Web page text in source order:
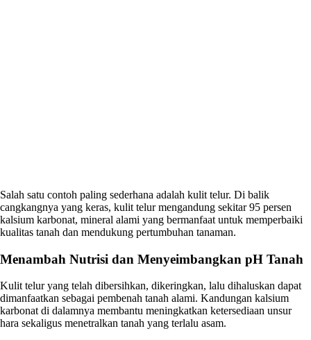
Salah satu contoh paling sederhana adalah kulit telur. Di balik
cangkangnya yang keras, kulit telur mengandung sekitar 95 persen
kalsium karbonat, mineral alami yang bermanfaat untuk memperbaiki
kualitas tanah dan mendukung pertumbuhan tanaman.
Menambah Nutrisi dan Menyeimbangkan pH Tanah
Kulit telur yang telah dibersihkan, dikeringkan, lalu dihaluskan dapat
dimanfaatkan sebagai pembenah tanah alami. Kandungan kalsium
karbonat di dalamnya membantu meningkatkan ketersediaan unsur
hara sekaligus menetralkan tanah yang terlalu asam.